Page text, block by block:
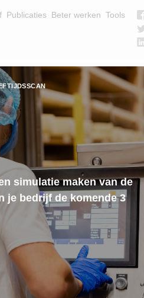
Publicaties Beter werken Tools
OPLEIDING
simulatie maken van de
je bedrijf de komende 3